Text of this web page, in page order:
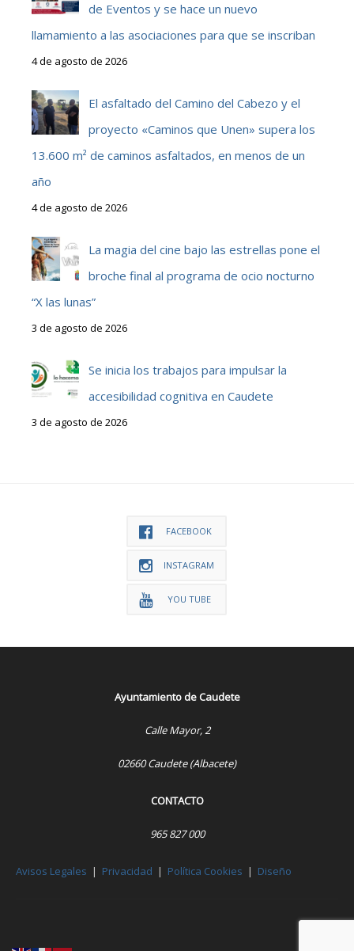
de Eventos y se hace un nuevo
llamamiento a las asociaciones para que se inscriban
4 de agosto de 2026
El asfaltado del Camino del Cabezo y el
proyecto «Caminos que Unen» supera los
13.600 m² de caminos asfaltados, en menos de un
año
4 de agosto de 2026
La magia del cine bajo las estrellas pone el
broche final al programa de ocio nocturno
“X las lunas”
3 de agosto de 2026
Se inicia los trabajos para impulsar la
accesibilidad cognitiva en Caudete
3 de agosto de 2026
FACEBOOK
INSTAGRAM
YOU TUBE
Ayuntamiento de Caudete
Calle Mayor, 2
02660 Caudete (Albacete)
CONTACTO
965 827 000
Avisos Legales | Privacidad | Política Cookies | Diseño